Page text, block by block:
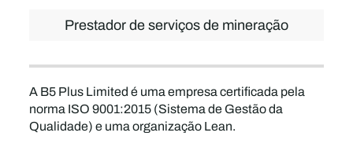
Prestador de serviços de mineração
A B5 Plus Limited é uma empresa certificada pela
norma ISO 9001:2015 (Sistema de Gestão da
Qualidade) e uma organização Lean.